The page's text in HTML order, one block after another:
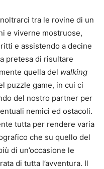
tra le rovine di un
e viverne mostruose,
e assistendo a decine
pretesa di risultare
quella del walking
puzzle game, in cui ci
del nostro partner per
nemici ed ostacoli.
tutta per rendere varia
che su quello del
di un’occasione le
di tutta l’avventura. Il